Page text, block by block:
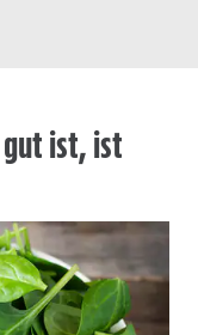
ist, ist